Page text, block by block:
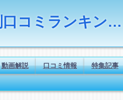
審美歯科評判口コミランキングの比較検索とは｜Dr.NAVI
動画解説 口コミ情報 特集記事